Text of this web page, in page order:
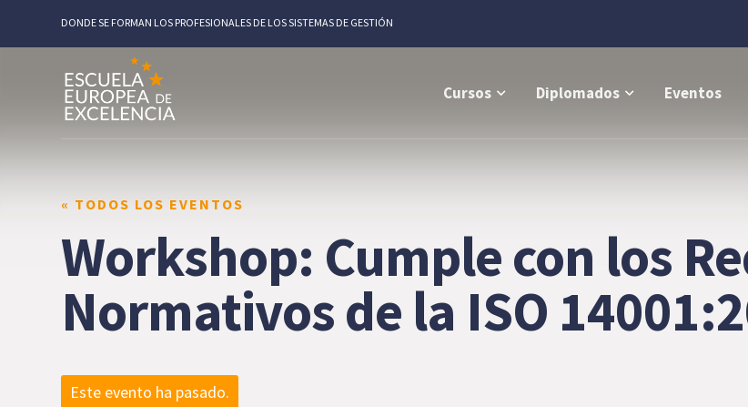
DONDE SE FORMAN LOS PROFESIONALES DE LOS SISTEMAS DE GESTIÓN
Cursos Diplomados Eventos
« TODOS LOS EVENTOS
Workshop: Cumple con los
Normativos de la ISO
Este evento ha pasado.